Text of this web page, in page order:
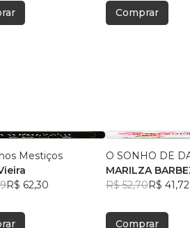
Comprar
Mestiços
R$ 62,30
O SONHO DE
MARILZA
R$ 52,70R$ 41,72
Comprar